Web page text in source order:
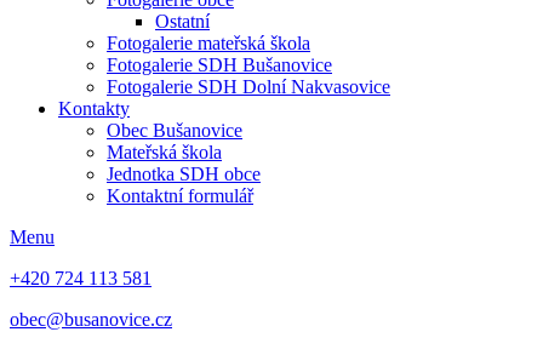
Ostatní
Fotogalerie mateřská škola
Fotogalerie SDH Bušanovice
Fotogalerie SDH Dolní Nakvasovice
Kontakty
Obec Bušanovice
Mateřská škola
Jednotka SDH obce
Kontaktní formulář
Menu
+420 724 113 581
obec@busanovice.cz